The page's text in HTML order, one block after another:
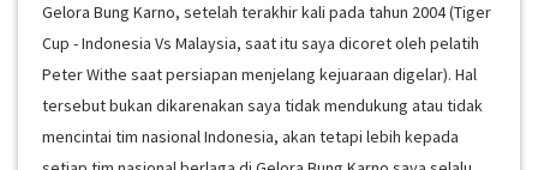
Gelora Bung Karno, setelah terakhir kali pada tahun 2004 (Tiger
Cup - Indonesia Vs Malaysia, saat itu saya dicoret oleh pelatih
Peter Withe saat persiapan menjelang kejuaraan digelar). Hal
tersebut bukan dikarenakan saya tidak mendukung atau tidak
mencintai tim nasional Indonesia, akan tetapi lebih kepada